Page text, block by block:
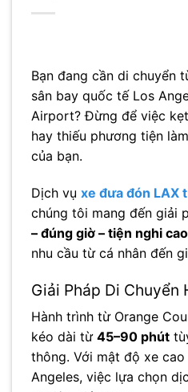
Bạn đang cần di chuyển
sân bay quốc tế Los
Airport? Đừng để việc
hay thiếu phương tiện
của bạn.
Dịch vụ xe đưa đón LAX
chúng tôi mang đến giải
– đúng giờ – tiện nghi
nhu cầu từ cá nhân đến
Giải Pháp Di Chuyển
Hành trình từ Orange
kéo dài từ 45–90 phút
thông. Với mật độ xe
Angeles, việc lựa chọn